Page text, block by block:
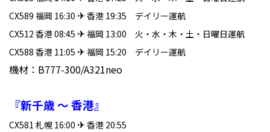
CX589 福岡 16:30 ✈香港 19:35 デイリー運航
CX512 香港 08:45 ✈福岡 13:00 火・水・木・土・日曜日運航
CX588 香港 11:05 ✈福岡 15:20 デイリー運航
機材：B777-300/A321neo
『新千歳 ～ 香港』
CX581 札幌 16:00 ✈香港 20:55